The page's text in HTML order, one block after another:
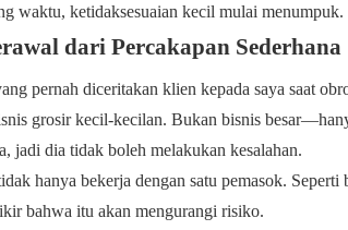
waktu, ketidaksesuaian kecil mulai menumpuk.
dari Percakapan Sederhana
pernah diceritakan klien kepada saya saat
grosir kecil-kecilan. Bukan bisnis
jadi dia tidak boleh melakukan kesalahan.
hanya bekerja dengan satu pemasok.
bahwa itu akan mengurangi risiko.